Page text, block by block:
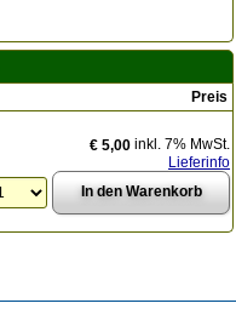
Preis
€ 5,00 inkl. 7% MwSt.
Lieferinfo